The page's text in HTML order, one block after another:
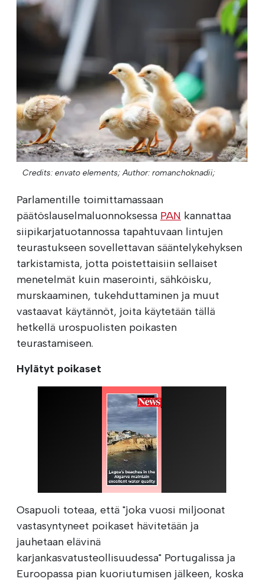
Credits: envato elements; Author: romanchoknadii;
Parlamentille toimittamassaan
päätöslauselmaluonnoksessa PAN kannattaa
siipikarjatuotannossa tapahtuvaan lintujen
teurastukseen sovellettavan sääntelykehyksen
tarkistamista, jotta poistettaisiin sellaiset
menetelmät kuin maserointi, sähköisku,
murskaaminen, tukehduttaminen ja muut
vastaavat käytännöt, joita käytetään tällä
hetkellä urospuolisten poikasten
teurastamiseen.
Hylätyt poikaset
Osapuoli toteaa, että "joka vuosi miljoonat
vastasyntyneet poikaset hävitetään ja
jauhetaan elävinä
karjankasvatusteollisuudessa" Portugalissa ja
Euroopassa pian kuoriutumisen jälkeen, koska